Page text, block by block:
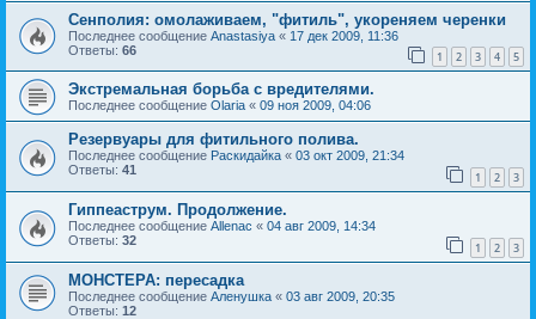
Сенполия: омолаживаем, "фитиль", укореняем черенки
Последнее сообщение Anastasiya « 17 дек 2009, 11:36
Ответы: 66 1 2 3 4 5
Экстремальная борьба с вредителями.
Последнее сообщение Olaria « 09 ноя 2009, 04:06
Резервуары для фитильного полива.
Последнее сообщение Раскидайка « 03 окт 2009, 21:34
Ответы: 41 1 2 3
Гиппеаструм. Продолжение.
Последнее сообщение Allenac « 04 авг 2009, 14:34
Ответы: 32 1 2 3
МОНСТЕРА: пересадка
Последнее сообщение Аленушка « 03 авг 2009, 20:35
Ответы: 12